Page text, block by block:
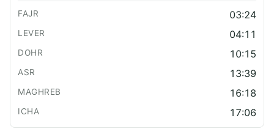
03:24
04:11
10:15
13:39
16:18
17:06